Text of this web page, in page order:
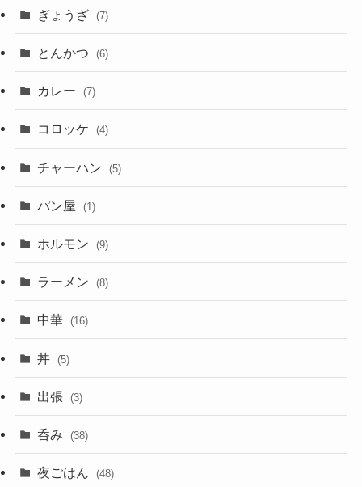
ぎょうざ (7)
とんかつ (6)
カレー (7)
コロッケ (4)
チャーハン (5)
パン屋 (1)
ホルモン (9)
ラーメン (8)
中華 (16)
丼 (5)
出張 (3)
呑み (38)
夜ごはん (48)